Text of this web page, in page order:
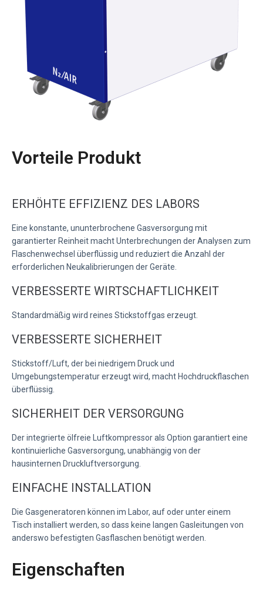
Vorteile Produkt
ERHÖHTE EFFIZIENZ DES LABORS
Eine konstante, ununterbrochene Gasversorgung mit
garantierter Reinheit macht Unterbrechungen der Analysen zum
Flaschenwechsel überflüssig und reduziert die Anzahl der
erforderlichen Neukalibrierungen der Geräte.
VERBESSERTE WIRTSCHAFTLICHKEIT
Standardmäßig wird reines Stickstoffgas erzeugt.
VERBESSERTE SICHERHEIT
Stickstoff/Luft, der bei niedrigem Druck und
Umgebungstemperatur erzeugt wird, macht Hochdruckflaschen
überflüssig.
SICHERHEIT DER VERSORGUNG
Der integrierte ölfreie Luftkompressor als Option garantiert eine
kontinuierliche Gasversorgung, unabhängig von der
hausinternen Druckluftversorgung.
EINFACHE INSTALLATION
Die Gasgeneratoren können im Labor, auf oder unter einem
Tisch installiert werden, so dass keine langen Gasleitungen von
anderswo befestigten Gasflaschen benötigt werden.
Eigenschaften